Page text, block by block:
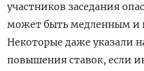
участников заседания
может быть медленным и
Некоторые даже указали
повышения ставок, если